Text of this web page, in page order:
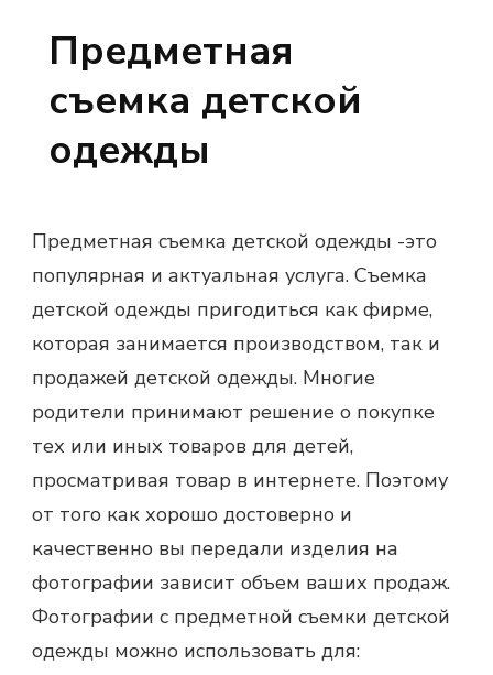
Предметная
съемка детской
одежды
Предметная съемка детской одежды -это
популярная и актуальная услуга. Съемка
детской одежды пригодиться как фирме,
которая занимается производством, так и
продажей детской одежды. Многие
родители принимают решение о покупке
тех или иных товаров для детей,
просматривая товар в интернете. Поэтому
от того как хорошо достоверно и
качественно вы передали изделия на
фотографии зависит объем ваших продаж.
Фотографии с предметной съемки детской
одежды можно использовать для: